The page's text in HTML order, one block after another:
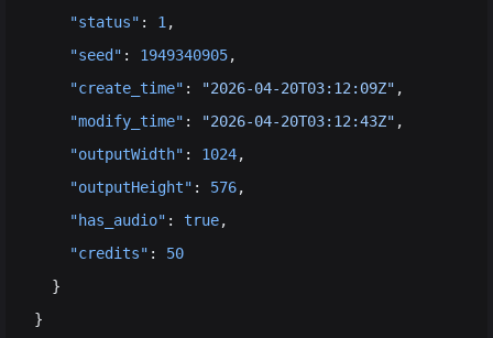
    "status"
: 1 ,
    "seed"
: 1949340905,
    "create_time"
: "2026-04-20T03:12:09Z" ,
    "modify_time"
: "2026-04-20T03:12:43Z" ,
    "outputWidth"
: 1024,
    "outputHeight"
: 576,
    "has_audio"
: true,
    "credits"
: 50
  }
}